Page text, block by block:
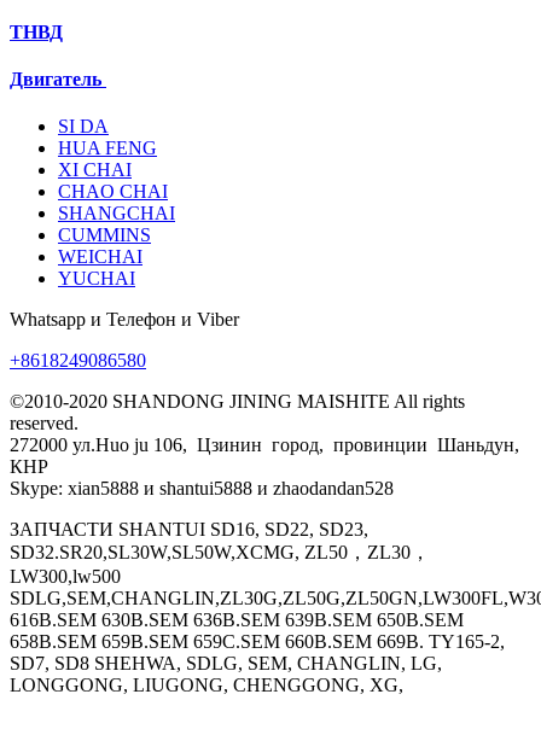
ТНВД
Двигатель
SI DA
HUA FENG
XI CHAI
CHAO CHAI
SHANGCHAI
CUMMINS
WEICHAI
YUCHAI
Whatsapp и Телефон и Viber
+8618249086580
©2010-2020 SHANDONG JINING MAISHITE All rights
reserved.
272000 ул.Huo ju 106, Цзинин город, провинции Шаньдун,
КНР
Skype: xian5888 и shantui5888 и zhaodandan528
ЗАПЧАСТИ SHANTUI SD16, SD22, SD23,
SD32.SR20,SL30W,SL50W,XCMG, ZL50，ZL30，
LW300,lw500
616B.SEM 630B.SEM 636B.SEM 639B.SEM 650B.SEM
658B.SEM 659B.SEM 659C.SEM 660B.SEM 669B. TY165-2,
SD7, SD8 SHEHWA, SDLG, SEM, CHANGLIN, LG,
LONGGONG, LIUGONG, CHENGGONG, XG,